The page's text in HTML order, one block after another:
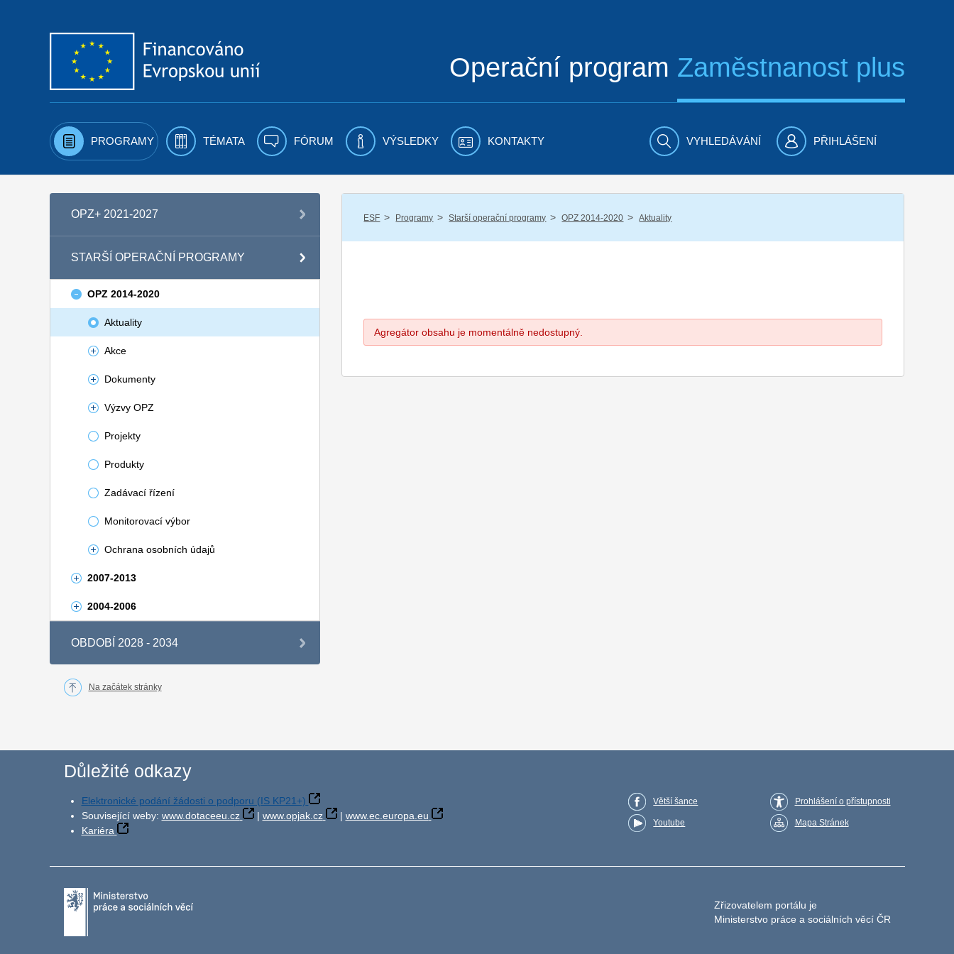
Operační program Zaměstnanost plus
PROGRAMY TÉMATA FÓRUM VÝSLEDKY KONTAKTY VYHLEDÁVÁNÍ PŘIHLÁŠENÍ
OPZ+ 2021-2027
STARŠÍ OPERAČNÍ PROGRAMY
OPZ 2014-2020
Aktuality
Akce
Dokumenty
Výzvy OPZ
Projekty
Produkty
Zadávací řízení
Monitorovací výbor
Ochrana osobních údajů
2007-2013
2004-2006
OBDOBÍ 2028 - 2034
ESF / Programy / Starší operační programy / OPZ 2014-2020 / Aktuality
Agregátor obsahu je momentálně nedostupný.
Na začátek stránky
Důležité odkazy
Elektronické podání žádosti o podporu (IS KP21+)
Související weby: www.dotaceeu.cz | www.opjak.cz | www.ec.europa.eu
Kariéra
Větší šance
Youtube
Prohlášení o přístupnosti
Mapa Stránek
Zřizovatelem portálu je
Ministerstvo práce a sociálních věcí ČR